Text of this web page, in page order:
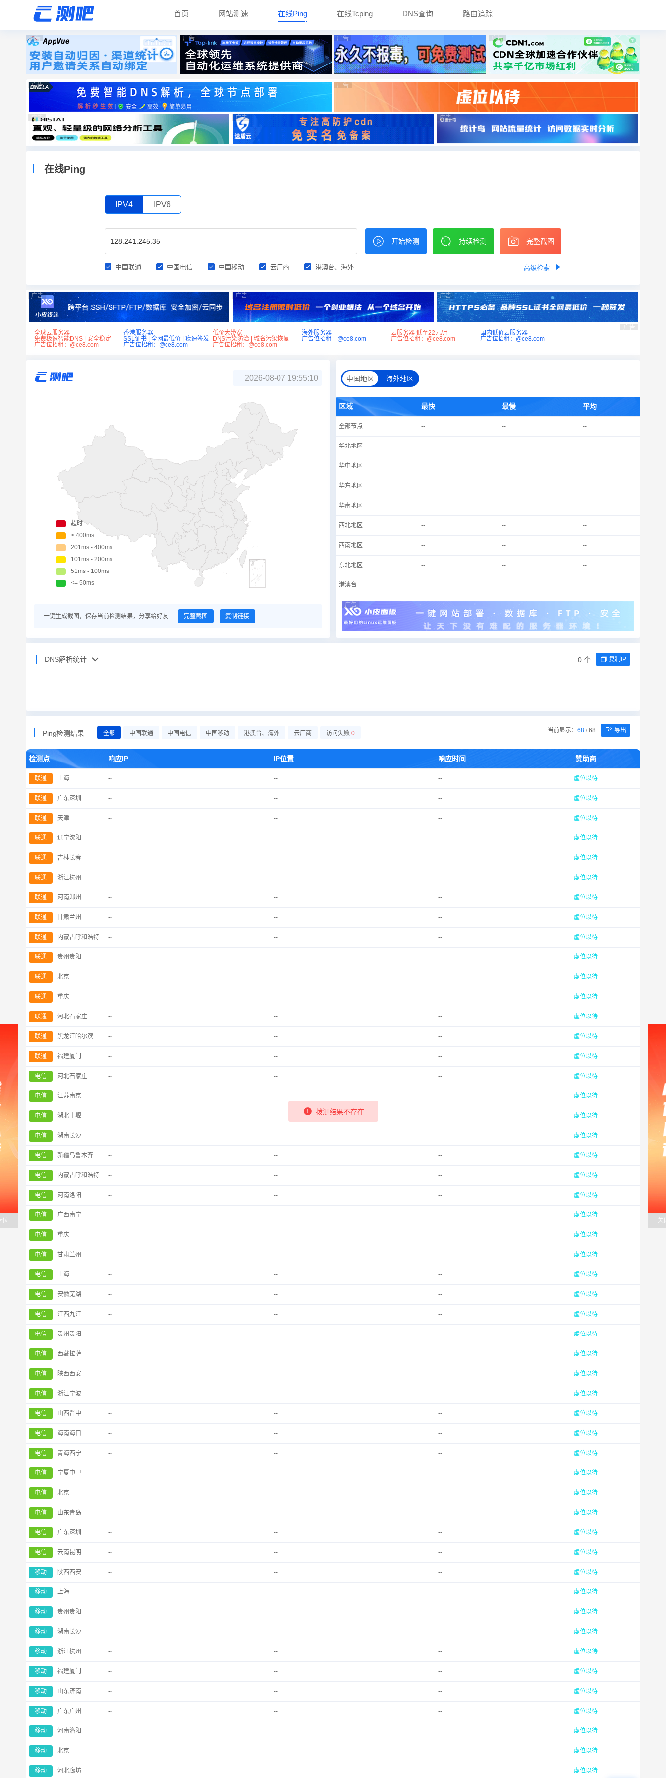
首页 网站测速 在线Ping 在线Tcping DNS查询 路由追踪
广告 广告 广告 广告
广告 广告
广告 广告 广告
在线Ping
IPV4 IPV6
开始检测 持续检测 完整截图
中国联通 中国电信 中国移动 云厂商 港澳台、海外 高级检索
广告 广告 广告
广告
全球云服务器 香港服务器 低价大带宽 海外服务器 云服务器 低至22元/月
国内低价云服务器
免费极速智能DNS | 安全稳定
SSL证书 | 全网最低价 | 疾速签发 DNS污染防治 | 域名污染恢复 广告位招租：@ce8.com 广告位招租：@ce8.com
广告位招租：@ce8.com
广告位招租：@ce8.com
广告位招租：@ce8.com 广告位招租：@ce8.com
2026-08-07 19:55:10
一键生成截图，保存当前检测结果，分享给好友 完整截图 复制链接
中国地区 海外地区
区域 最快 最慢 平均
全部节点 -- -- --
华北地区 -- -- --
华中地区 -- -- --
华东地区 -- -- --
华南地区 -- -- --
西北地区 -- -- --
西南地区 -- -- --
东北地区 -- -- --
港澳台 -- -- --
广告
DNS解析统计 0 个 复制IP
Ping检测结果 全部 中国联通 中国电信 中国移动 港澳台、海外 云厂商 访问失败 0 当前显示： 68 / 68 导出
检测点 响应IP IP位置 响应时间 赞助商
联通 上海 -- -- -- 虚位以待
联通 广东深圳 -- -- -- 虚位以待
联通 天津 -- -- -- 虚位以待
联通 辽宁沈阳 -- -- -- 虚位以待
联通 吉林长春 -- -- -- 虚位以待
联通 浙江杭州 -- -- -- 虚位以待
联通 河南郑州 -- -- -- 虚位以待
联通 甘肃兰州 -- -- -- 虚位以待
联通 内蒙古呼和浩特 -- -- -- 虚位以待
联通 贵州贵阳 -- -- -- 虚位以待
联通 北京 -- -- -- 虚位以待
联通 重庆 -- -- -- 虚位以待
联通 河北石家庄 -- -- -- 虚位以待
联通 黑龙江哈尔滨 -- -- -- 虚位以待
联通 福建厦门 -- -- -- 虚位以待
电信 河北石家庄 -- -- -- 虚位以待
电信 江苏南京 -- -- -- 虚位以待
电信 湖北十堰 -- -- -- 虚位以待
电信 湖南长沙 -- -- -- 虚位以待
电信 新疆乌鲁木齐 -- -- -- 虚位以待
电信 内蒙古呼和浩特 -- -- -- 虚位以待
电信 河南洛阳 -- -- -- 虚位以待
电信 广西南宁 -- -- -- 虚位以待
电信 重庆 -- -- -- 虚位以待
电信 甘肃兰州 -- -- -- 虚位以待
电信 上海 -- -- -- 虚位以待
电信 安徽芜湖 -- -- -- 虚位以待
电信 江西九江 -- -- -- 虚位以待
电信 贵州贵阳 -- -- -- 虚位以待
电信 西藏拉萨 -- -- -- 虚位以待
电信 陕西西安 -- -- -- 虚位以待
电信 浙江宁波 -- -- -- 虚位以待
电信 山西晋中 -- -- -- 虚位以待
电信 海南海口 -- -- -- 虚位以待
电信 青海西宁 -- -- -- 虚位以待
电信 宁夏中卫 -- -- -- 虚位以待
电信 北京 -- -- -- 虚位以待
电信 山东青岛 -- -- -- 虚位以待
电信 广东深圳 -- -- -- 虚位以待
电信 云南昆明 -- -- -- 虚位以待
移动 陕西西安 -- -- -- 虚位以待
移动 上海 -- -- -- 虚位以待
移动 贵州贵阳 -- -- -- 虚位以待
移动 湖南长沙 -- -- -- 虚位以待
移动 浙江杭州 -- -- -- 虚位以待
移动 福建厦门 -- -- -- 虚位以待
移动 山东济南 -- -- -- 虚位以待
移动 广东广州 -- -- -- 虚位以待
移动 河南洛阳 -- -- -- 虚位以待
移动 北京 -- -- -- 虚位以待
移动 河北廊坊 -- -- -- 虚位以待
位 关